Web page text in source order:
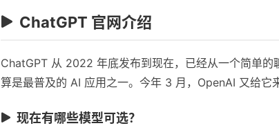
ChatGPT 官网介绍
ChatGPT 从 2022 年底发布到现在，已经从一个简单的
算是最普及的 AI 应用之一。今年 3 月，OpenAI 又给它
现在有哪些模型可选？